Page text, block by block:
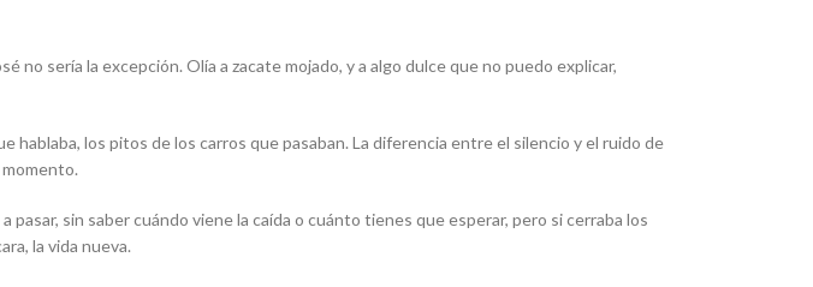
no sería la excepción. Olía a zacate mojado, y a algo dulce que no puedo explicar,
hablaba, los pitos de los carros que pasaban. La diferencia entre el silencio y el ruido de
sin saber cuándo viene la caída o cuánto tienes que esperar, pero si cerraba los
la vida nueva.